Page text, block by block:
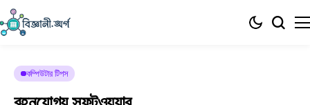
কম্পিউটার টিপস